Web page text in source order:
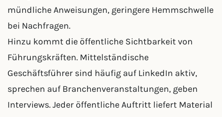
mündliche Anweisungen, geringere Hemmschwelle
bei Nachfragen.
Hinzu kommt die öffentliche Sichtbarkeit von
Führungskräften. Mittelständische
Geschäftsführer sind häufig auf LinkedIn aktiv,
sprechen auf Branchenveranstaltungen, geben
Interviews. Jeder öffentliche Auftritt liefert Material